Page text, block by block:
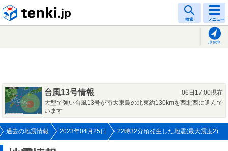
検索 メニュー
現在地
台風13号情報
06日17:00現在
大型で強い台風13号が南大東島の北東約130kmを西北西に進んで
います
過去の地震情報 2023年04月25日 22時32分頃発生した地震(最大震度2)